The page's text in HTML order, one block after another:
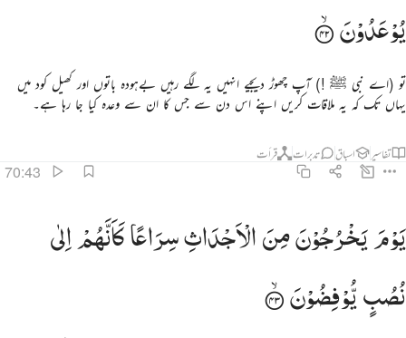
یُوْعَدُوْنَ
تو (اے نبی ﷺ !) آپ چھوڑ دیجیے انہیں یہ لگے رہیں بےہودہ باتوں اور کھیل کود میں
یہاں تک کہ یہ ملاقات کریں اپنے اس دن سے جس کا ان سے وعدہ کیا جا رہا ہے۔
تفاسیر اسباق تدبرات قرأت
70:43
يَوْمَ يَخْرُجُونَ مِنَ ٱلْأَجْدَاثِ سِرَاعًۭا كَأَنَّهُمْ إِلَىٰ نُصُبٍۢ يُوفِضُونَ ٤٣
یَوْمَیَخْرُجُوْنَمِنَالْاَجْدَاثِسِرَاعًاكَاَنَّهُمْاِلٰی
نُصُبٍیُّوْفِضُوْنَ